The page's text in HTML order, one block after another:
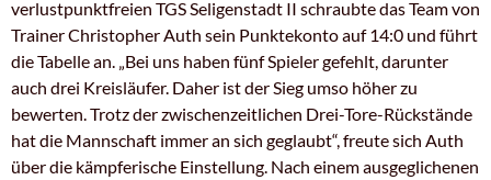
verlustpunktfreien TGS Seligenstadt II schraubte das Team von
Trainer Christopher Auth sein Punktekonto auf 14:0 und führt
die Tabelle an. „Bei uns haben fünf Spieler gefehlt, darunter
auch drei Kreisläufer. Daher ist der Sieg umso höher zu
bewerten. Trotz der zwischenzeitlichen Drei-Tore-Rückstände
hat die Mannschaft immer an sich geglaubt“, freute sich Auth
über die kämpferische Einstellung. Nach einem ausgeglichenen